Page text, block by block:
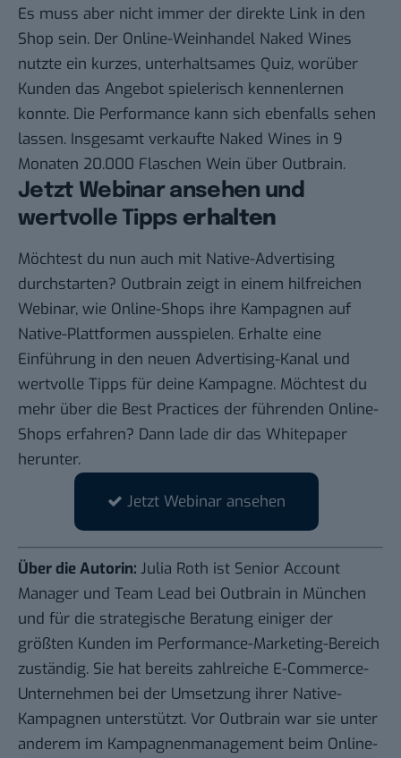
Es muss aber nicht immer der direkte Link in den
Shop sein. Der Online-Weinhandel Naked Wines
nutzte ein kurzes, unterhaltsames Quiz, worüber
Kunden das Angebot spielerisch kennenlernen
konnte. Die Performance kann sich ebenfalls sehen
lassen. Insgesamt verkaufte Naked Wines in 9
Monaten 20.000 Flaschen Wein über Outbrain.
Jetzt Webinar ansehen und
wertvolle Tipps erhalten
Möchtest du nun auch mit Native-Advertising
durchstarten? Outbrain zeigt in einem hilfreichen
Webinar, wie Online-Shops ihre Kampagnen auf
Native-Plattformen ausspielen. Erhalte eine
Einführung in den neuen Advertising-Kanal und
wertvolle Tipps für deine Kampagne. Möchtest du
mehr über die Best Practices der führenden Online-
Shops erfahren? Dann lade dir das Whitepaper
herunter.
Jetzt Webinar ansehen
Über die Autorin: Julia Roth ist Senior Account
Manager und Team Lead bei Outbrain in München
und für die strategische Beratung einiger der
größten Kunden im Performance-Marketing-Bereich
zuständig. Sie hat bereits zahlreiche E-Commerce-
Unternehmen bei der Umsetzung ihrer Native-
Kampagnen unterstützt. Vor Outbrain war sie unter
anderem im Kampagnenmanagement beim Online-